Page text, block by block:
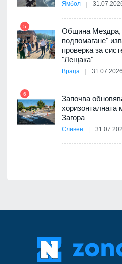
Ямбол
5
Община Мездра,
подпомагане"
проверка за
"Лещака"
Враца
6
Започва
хоризонталната
Загора
Сливен